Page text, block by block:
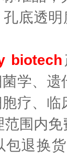
底透
biotech
学、
疗、
围内
包退换